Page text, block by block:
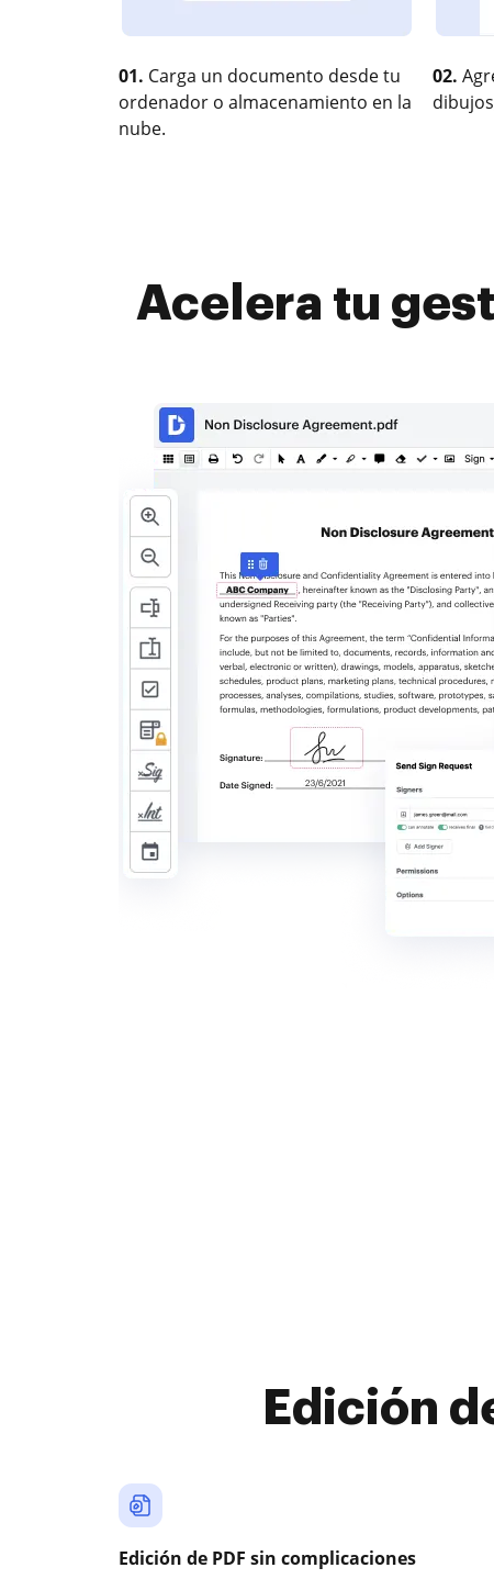
01. Carga un documento desde tu
ordenador o almacenamiento en la
nube.
02.
Acelera tu
Edición
Edición de PDF sin complicaciones